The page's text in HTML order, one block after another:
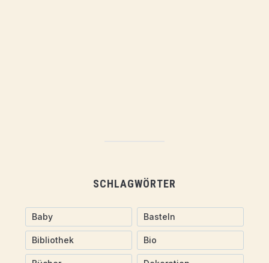
SCHLAGWÖRTER
Baby Basteln
Bibliothek Bio